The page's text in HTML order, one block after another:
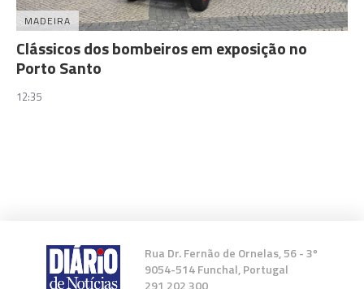
MADEIRA
Clássicos dos bombeiros em exposição no
Porto Santo
12:35
Rua Dr. Fernão de Ornelas, 56 - 3º
9054-514 Funchal, Portugal
291 202 300